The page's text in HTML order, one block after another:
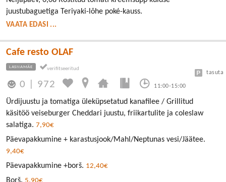
juustubaguetiga Teriyaki-lõhe poké-kauss.
VAATA EDASI ...
Cafe resto OLAF
LASNAMÄE
0 972 11:00-15:00
tasuta
Ürdijuustu ja tomatiga üleküpsetatud kanafilee / Grillitud
käsitöö veiseburger Cheddari juustu, friikartulite ja coleslaw
salatiga. 7,90€
Päevapakkumine + karastusjook/Mahl/Neptunas vesi/Jäätee.
9,40€
Päevapakkumine +borš. 12,40€
Borš. 5,90€